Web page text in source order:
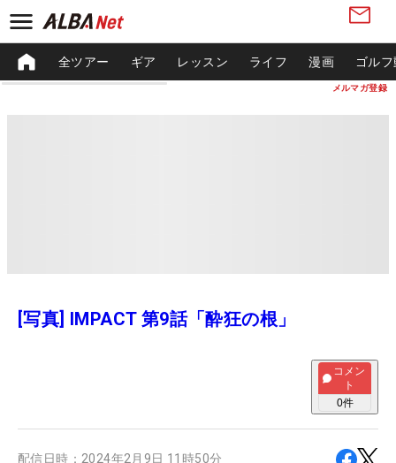
メルマガ登録
全ツアー ギア レッスン ライフ 漫画 ゴル
[写真] IMPACT 第9話「酔狂の根」
コメン
ト
0件
配信日時： 2024年2月9日 11時50分